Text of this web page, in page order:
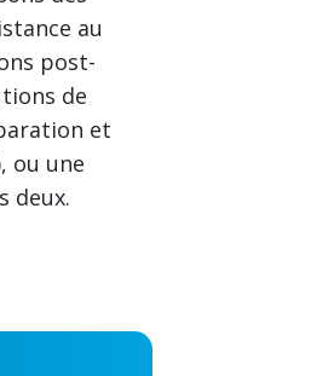
au
post-
de
et
ou une
deux.